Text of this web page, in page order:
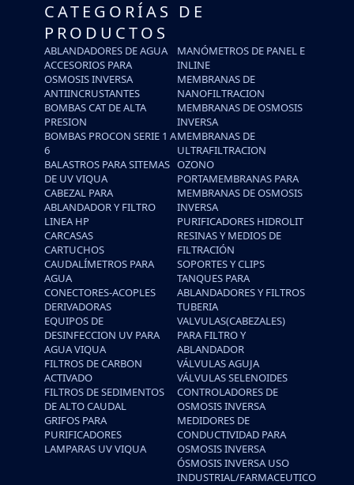
CATEGORÍAS DE
PRODUCTOS
ABLANDADORES DE AGUA
ACCESORIOS PARA
OSMOSIS INVERSA
ANTIINCRUSTANTES
BOMBAS CAT DE ALTA
PRESION
BOMBAS PROCON SERIE 1 A
6
BALASTROS PARA SITEMAS
DE UV VIQUA
CABEZAL PARA
ABLANDADOR Y FILTRO
LINEA HP
CARCASAS
CARTUCHOS
CAUDALÍMETROS PARA
AGUA
CONECTORES-ACOPLES
DERIVADORAS
EQUIPOS DE
DESINFECCION UV PARA
AGUA VIQUA
FILTROS DE CARBON
ACTIVADO
FILTROS DE SEDIMENTOS
DE ALTO CAUDAL
GRIFOS PARA
PURIFICADORES
LAMPARAS UV VIQUA
MANÓMETROS DE PANEL E
INLINE
MEMBRANAS DE
NANOFILTRACION
MEMBRANAS DE OSMOSIS
INVERSA
MEMBRANAS DE
ULTRAFILTRACION
OZONO
PORTAMEMBRANAS PARA
MEMBRANAS DE OSMOSIS
INVERSA
PURIFICADORES HIDROLIT
RESINAS Y MEDIOS DE
FILTRACIÓN
SOPORTES Y CLIPS
TANQUES PARA
ABLANDADORES Y FILTROS
TUBERIA
VALVULAS(CABEZALES)
PARA FILTRO Y
ABLANDADOR
VÁLVULAS AGUJA
VÁLVULAS SELENOIDES
CONTROLADORES DE
OSMOSIS INVERSA
MEDIDORES DE
CONDUCTIVIDAD PARA
OSMOSIS INVERSA
ÓSMOSIS INVERSA USO
INDUSTRIAL/FARMACEUTICO